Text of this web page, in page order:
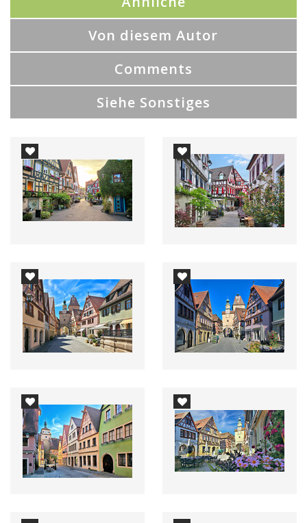
Von diesem Autor
Comments
Siehe Sonstiges